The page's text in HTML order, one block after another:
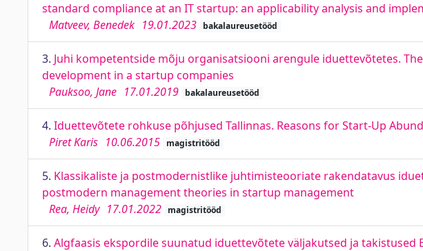
standard compliance at an IT startup: an applicability analysis and
Matveev, Benedek 19.01.2023 bakalaureusetööd
3. Juhi kompetentside mõju organisatsiooni arengule iduettevõtetes.
development in a startup companies
Pauksoo, Jane 17.01.2019 bakalaureusetööd
4. Iduettevõtete rohkuse põhjused Tallinnas. Reasons for Start-Up
Piret Karis 10.06.2015 magistritööd
5. Klassikaliste ja postmodernistlike juhtimisteooriate rakendatavus
postmodern management theories in startup management
Rea, Heidy 17.01.2022 magistritööd
6. Algfaasis ekspordile suunatud iduettevõtete väljakutsed ja